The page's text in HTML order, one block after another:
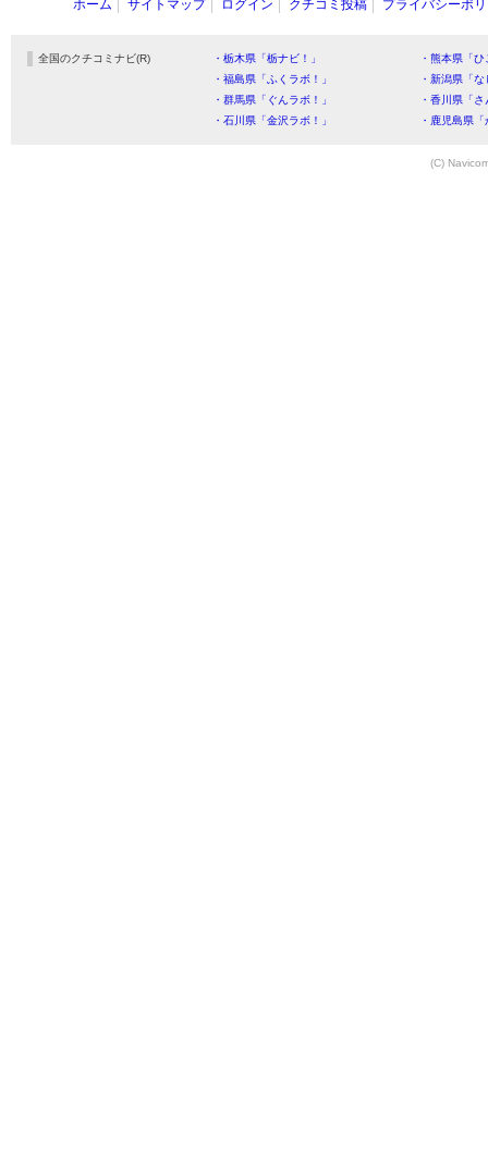
ホーム サイトマップ ログイン クチコミ投稿 プライバシーポ
全国のクチコミナビ(R) ・栃木県「栃ナビ！」
・熊本県「
・福島県「ふくラボ！」
・新潟県「
・群馬県「ぐんラボ！」
・香川県「
・石川県「金沢ラボ！」
・鹿児島県
(C)